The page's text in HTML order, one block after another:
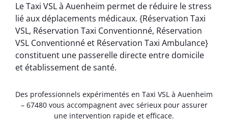
Le Taxi VSL à Auenheim permet de réduire le stress
lié aux déplacements médicaux. {Réservation Taxi
VSL, Réservation Taxi Conventionné, Réservation
VSL Conventionné et Réservation Taxi Ambulance}
constituent une passerelle directe entre domicile
et établissement de santé.
Des professionnels expérimentés en Taxi VSL à Auenheim
– 67480 vous accompagnent avec sérieux pour assurer
une intervention rapide et efficace.